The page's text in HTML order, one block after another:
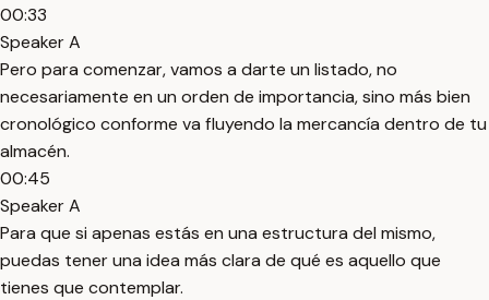
00:33
Speaker A
Pero para comenzar, vamos a darte un listado, no
necesariamente en un orden de importancia, sino más bien
cronológico conforme va fluyendo la mercancía dentro de tu
almacén.
00:45
Speaker A
Para que si apenas estás en una estructura del mismo,
puedas tener una idea más clara de qué es aquello que
tienes que contemplar.